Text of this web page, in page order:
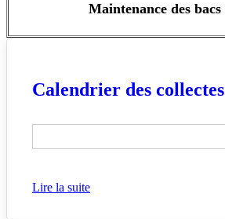
Maintenance des bacs
Calendrier des collectes
Lire la suite